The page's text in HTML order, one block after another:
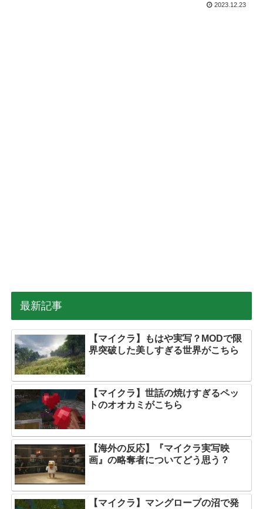
2023.12.23
最新記事
【マイクラ】もはや実写？MODで限
界突破した美しすぎる世界がこちら
【マイクラ】世話の焼けすぎるペッ
トのオオカミがこちら
【海外の反応】『マイクラ実写映
画』の略奪者についてどう思う？
【マイクラ】マングローブの沼で発